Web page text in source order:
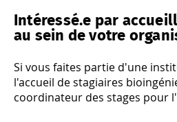
Intéressé.e par
au sein de votre
Si vous faites partie d'une
l'accueil de stagiaires
coordinateur des stages pour